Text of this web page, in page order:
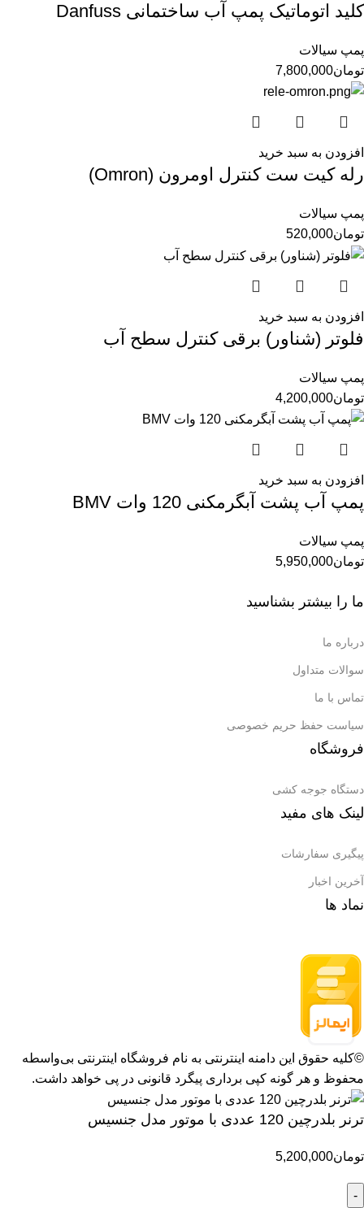
کلید اتوماتیک پمپ آب ساختمانی Danfuss
پمپ سیالات
تومان7,800,000
افزودن به سبد خرید
رله کیت ست کنترل اومرون (Omron)
پمپ سیالات
تومان520,000
افزودن به سبد خرید
فلوتر (شناور) برقی کنترل سطح آب
پمپ سیالات
تومان4,200,000
افزودن به سبد خرید
پمپ آب پشت آبگرمکنی 120 وات BMV
پمپ سیالات
تومان5,950,000
ما را بیشتر بشناسید
درباره ما
سوالات متداول
تماس با ما
سیاست حفظ حریم خصوصی
فروشگاه
دستگاه جوجه کشی
لینک های مفید
پیگیری سفارشات
آخرین اخبار
نماد ها
©کلیه حقوق این دامنه اینترنتی به نام فروشگاه اینترنتی بی‌واسطه
محفوظ و هر گونه کپی برداری پیگرد قانونی در پی خواهد داشت.
ترنر بلدرچین 120 عددی با موتور مدل جنسیس
تومان5,200,000